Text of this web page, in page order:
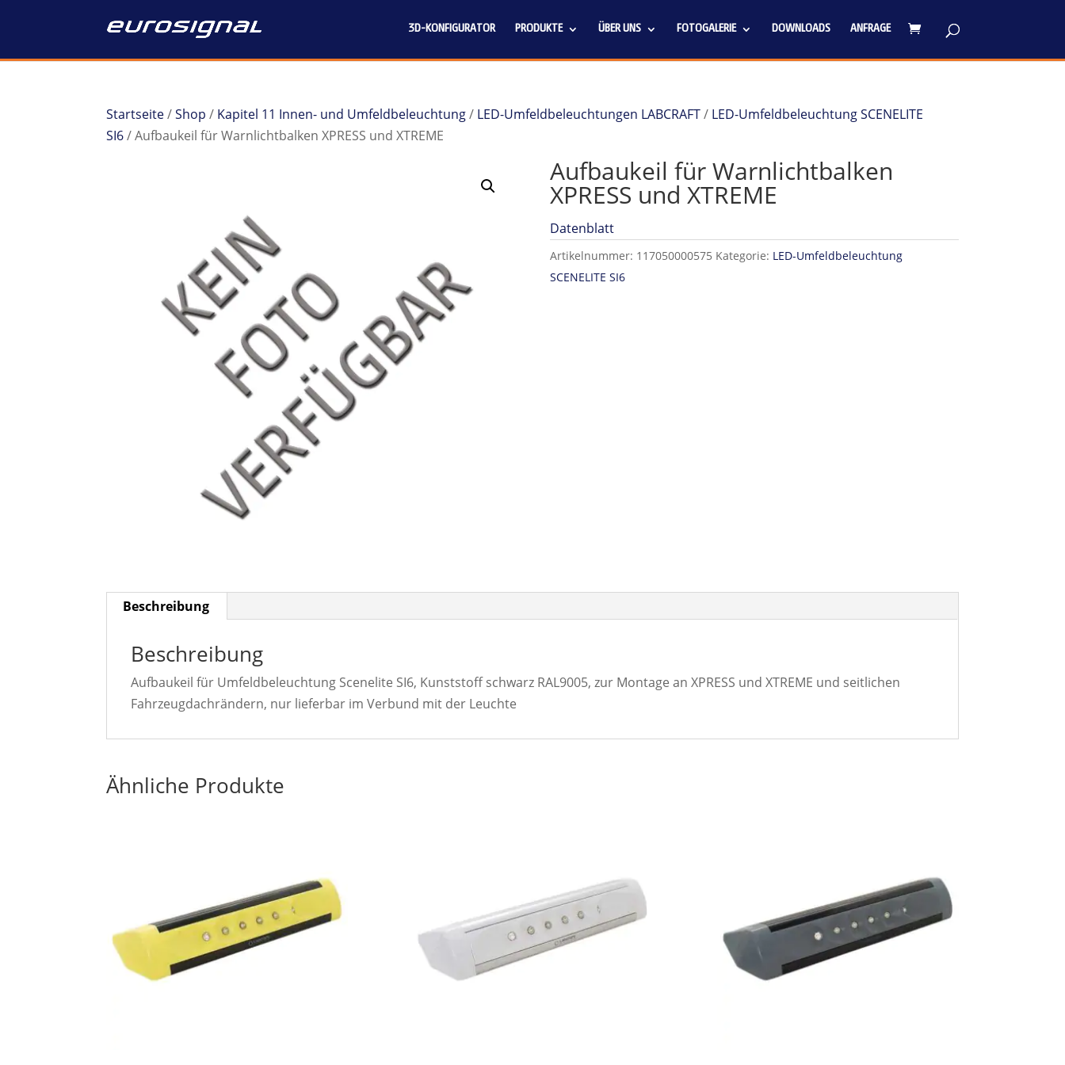
3D-KONFIGURATOR PRODUKTE ÜBER UNS FOTOGALERIE DOWNLOADS ANFRAGE
Startseite/Shop / Kapitel 11 Innen- und Umfeldbeleuchtung/ LED-Umfeldbeleuchtungen LABCRAFT/ LED-Umfeldbeleuchtung SCENELITE
SI6/ Aufbaukeil für Warnlichtbalken XPRESS und XTREME
Aufbaukeil für Warnlichtbalken
XPRESS und XTREME
Datenblatt
Artikelnummer: 117050000575 Kategorie: LED-Umfeldbeleuchtung
SCENELITE SI6
Beschreibung
Beschreibung
Aufbaukeil für Umfeldbeleuchtung Scenelite SI6, Kunststoff schwarz RAL9005, zur Montage an XPRESS und XTREME und seitlichen
Fahrzeugdachrändern, nur lieferbar im Verbund mit der Leuchte
Ähnliche Produkte